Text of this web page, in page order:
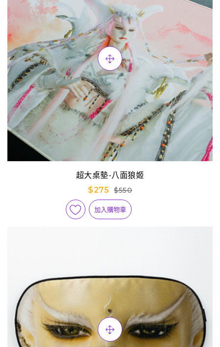
超大桌墊-八面狼姬
$275
$550
加入購物車